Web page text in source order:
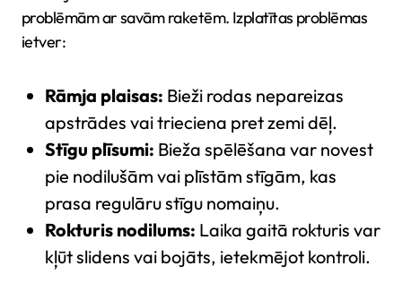
problēmām ar savām raketēm. Izplatītas problēmas
ietver:
Rāmja plaisas: Bieži rodas nepareizas
apstrādes vai trieciena pret zemi dēļ.
Stīgu plīsumi: Bieža spēlēšana var novest
pie nodilušām vai plīstām stīgām, kas
prasa regulāru stīgu nomaiņu.
Rokturis nodilums: Laika gaitā rokturis var
kļūt slidens vai bojāts, ietekmējot kontroli.